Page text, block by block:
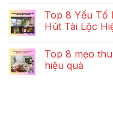
Top 8 Yếu Tố
Hút Tài Lộc
Top 8 mẹo
hiệu quả